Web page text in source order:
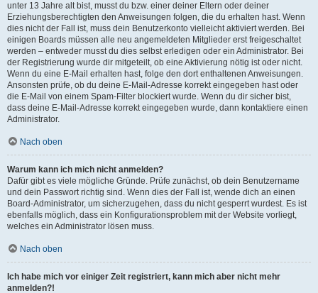
unter 13 Jahre alt bist, musst du bzw. einer deiner Eltern oder deiner
Erziehungsberechtigten den Anweisungen folgen, die du erhalten hast. Wenn
dies nicht der Fall ist, muss dein Benutzerkonto vielleicht aktiviert werden. Bei
einigen Boards müssen alle neu angemeldeten Mitglieder erst freigeschaltet
werden – entweder musst du dies selbst erledigen oder ein Administrator. Bei
der Registrierung wurde dir mitgeteilt, ob eine Aktivierung nötig ist oder nicht.
Wenn du eine E-Mail erhalten hast, folge den dort enthaltenen Anweisungen.
Ansonsten prüfe, ob du deine E-Mail-Adresse korrekt eingegeben hast oder
die E-Mail von einem Spam-Filter blockiert wurde. Wenn du dir sicher bist,
dass deine E-Mail-Adresse korrekt eingegeben wurde, dann kontaktiere einen
Administrator.
Nach oben
Warum kann ich mich nicht anmelden?
Dafür gibt es viele mögliche Gründe. Prüfe zunächst, ob dein Benutzername
und dein Passwort richtig sind. Wenn dies der Fall ist, wende dich an einen
Board-Administrator, um sicherzugehen, dass du nicht gesperrt wurdest. Es ist
ebenfalls möglich, dass ein Konfigurationsproblem mit der Website vorliegt,
welches ein Administrator lösen muss.
Nach oben
Ich habe mich vor einiger Zeit registriert, kann mich aber nicht mehr
anmelden?!